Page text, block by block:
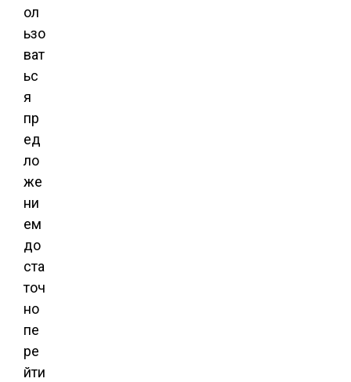
ол
ьзо
ват
ьс
я
пр
ед
ло
же
ни
ем
до
ста
точ
но
пе
ре
йти